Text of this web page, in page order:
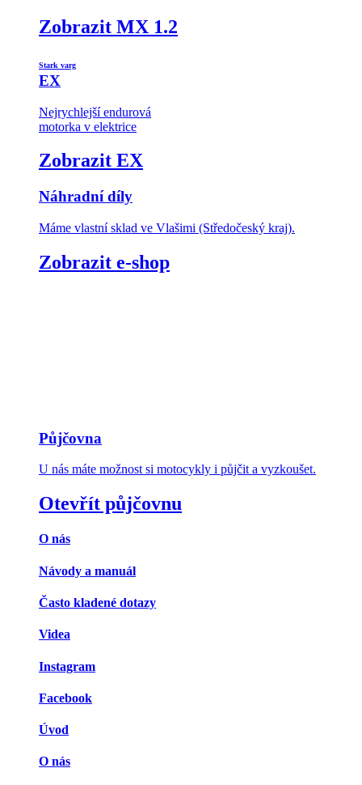
Zobrazit MX 1.2
Stark varg
EX
Nejrychlejší endurová
motorka v elektrice
Zobrazit EX
Náhradní díly
Máme vlastní sklad ve Vlašimi (Středočeský kraj).
Zobrazit e-shop
Půjčovna
U nás máte možnost si motocykly i půjčit a vyzkoušet.
Otevřít půjčovnu
O nás
Návody a manuál
Často kladené dotazy
Videa
Instagram
Facebook
Úvod
O nás